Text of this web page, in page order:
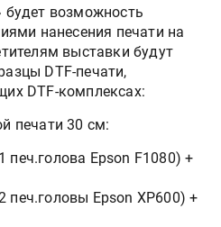
возможность
нанесения печати на
выставки будут
DTF-печати,
DTF-комплексах:
печати 30 см:
печ.голова Epson F1080) +
печ.головы Epson XP600) +